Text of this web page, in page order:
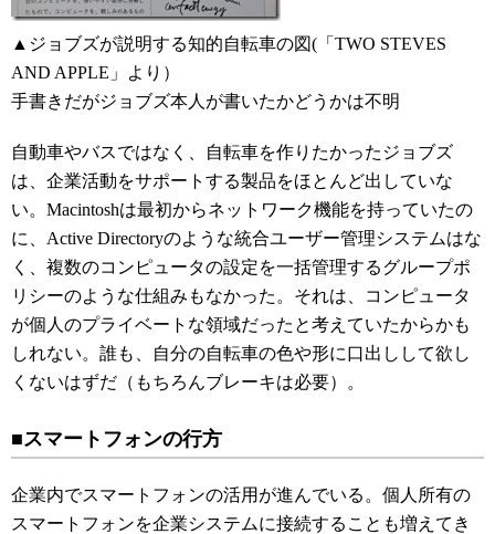
▲ジョブズが説明する知的自転車の図(「TWO STEVES
AND APPLE」より）
手書きだがジョブズ本人が書いたかどうかは不明
自動車やバスではなく、自転車を作りたかったジョブズ
は、企業活動をサポートする製品をほとんど出していな
い。Macintoshは最初からネットワーク機能を持っていたの
に、Active Directoryのような統合ユーザー管理システムはな
く、複数のコンピュータの設定を一括管理するグループポ
リシーのような仕組みもなかった。それは、コンピュータ
が個人のプライベートな領域だったと考えていたからかも
しれない。誰も、自分の自転車の色や形に口出しして欲し
くないはずだ（もちろんブレーキは必要）。
■スマートフォンの行方
企業内でスマートフォンの活用が進んでいる。個人所有の
スマートフォンを企業システムに接続することも増えてき